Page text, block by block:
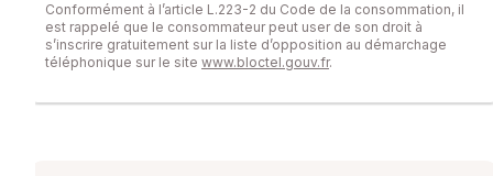
Conformément à l’article L.223-2 du Code de la consommation, il
est rappelé que le consommateur peut user de son droit à
s’inscrire gratuitement sur la liste d’opposition au démarchage
téléphonique sur le site www.bloctel.gouv.fr.